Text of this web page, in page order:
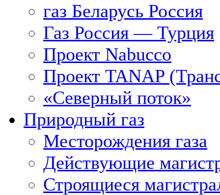
газ Беларусь Россия
Газ Россия — Турция
Проект Nabucco
Проект TANAP
«Северный поток»
Природный газ
Месторождения газа
Действующие
Строящиеся